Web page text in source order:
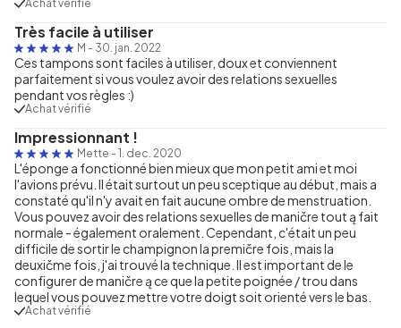
Achat vérifié
Très facile à utiliser
M - 30. jan. 2022
Ces tampons sont faciles à utiliser, doux et conviennent
parfaitement si vous voulez avoir des relations sexuelles
pendant vos règles :)
Achat vérifié
Impressionnant !
Mette - 1. dec. 2020
L'éponge a fonctionné bien mieux que mon petit ami et moi
l'avions prévu. Il était surtout un peu sceptique au début, mais a
constaté qu'il n'y avait en fait aucune ombre de menstruation.
Vous pouvez avoir des relations sexuelles de maničre tout ą fait
normale - également oralement. Cependant, c'était un peu
difficile de sortir le champignon la premičre fois, mais la
deuxičme fois, j'ai trouvé la technique. Il est important de le
configurer de maničre ą ce que la petite poignée / trou dans
lequel vous pouvez mettre votre doigt soit orienté vers le bas.
Achat vérifié